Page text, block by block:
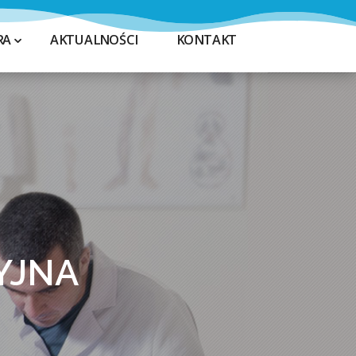
AKTUALNOŚCI KONTAKT